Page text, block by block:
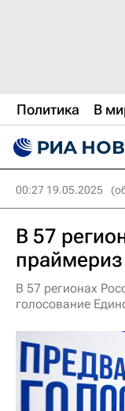
Политика В
00:27 19.05.2025
В 57
В 57 регионах
голосование